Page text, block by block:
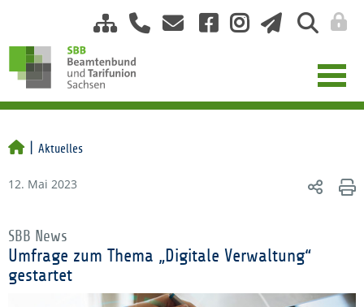
Aktuelles
12. Mai 2023
SBB News
Umfrage zum Thema „Digitale Verwaltung“
gestartet